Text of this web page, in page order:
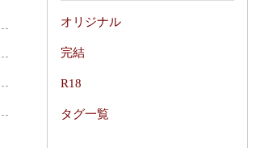
オリジナル
完結
R18
タグ一覧